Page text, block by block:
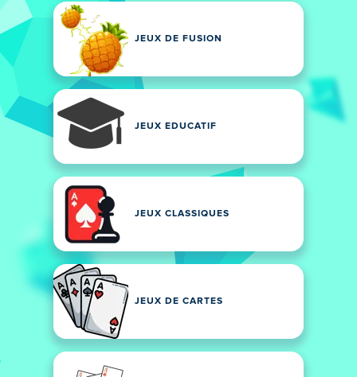
JEUX DE FUSION
JEUX EDUCATIF
JEUX CLASSIQUES
JEUX DE CARTES